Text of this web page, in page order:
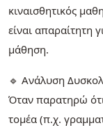
κιναισθητικός
είναι απαραίτητη
μάθηση.
🔹 Ανάλυση
Όταν παρατηρώ
τομέα (π.χ.